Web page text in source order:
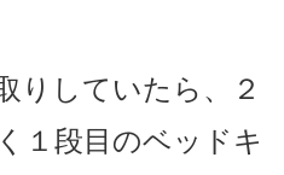
りしていたら、２
１段目のベッドキ